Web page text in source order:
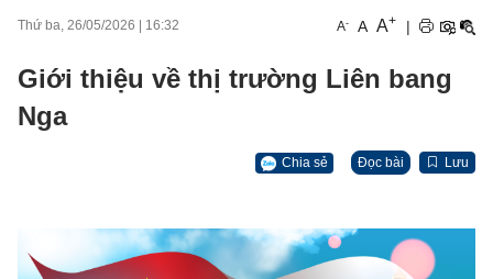
Thứ ba, 26/05/2026 16:32 A- A A+ |
Giới thiệu về thị trường Liên bang
Nga
Chia sẻ Đọc bài Lưu